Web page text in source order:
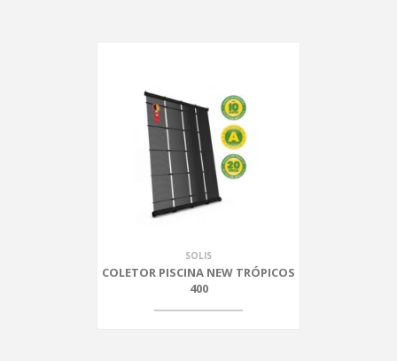
SOLIS
COLETOR PISCINA NEW TRÓPICOS
400